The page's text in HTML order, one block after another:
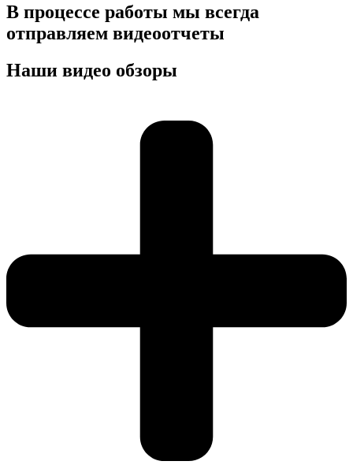
В процессе работы мы всегда
отправляем видеоотчеты
Наши видео обзоры